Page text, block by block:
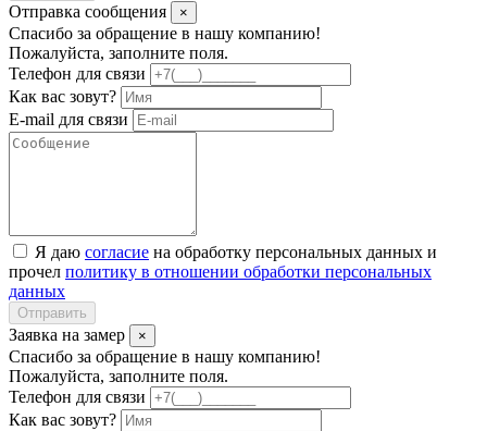
Отправка сообщения ×
Спасибо за обращение в нашу компанию!
Пожалуйста, заполните поля.
Телефон для связи
Как вас зовут?
E-mail для связи
Я даю согласие на обработку персональных данных и
прочел политику в отношении обработки персональных
данных
Отправить
Заявка на замер ×
Спасибо за обращение в нашу компанию!
Пожалуйста, заполните поля.
Телефон для связи
Как вас зовут?